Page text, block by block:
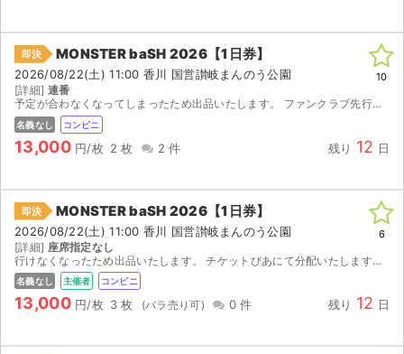
即決 MONSTER baSH 2026【1日券】
2026/08/22(土) 11:00 香川 国営讃岐まんのう公園
[詳細] 連番
予定が合わなくなってしまったため出品いたします。 ファンクラブ先行で当選したチケットです。 【お渡し方法】 電子チケット（チケットぴあ／イープラス）にて分配いたします。 分配可能になり次第、取...
名義なし コンビニ
13,000 円/枚 2 枚 2 件 残り 12 日
10
即決 MONSTER baSH 2026【1日券】
2026/08/22(土) 11:00 香川 国営讃岐まんのう公園
[詳細] 座席指定なし
行けなくなったため出品いたします。 チケットぴあにて分配いたします。 取引連絡にてURLをお送りします。
名義なし 主催者 コンビニ
13,000 円/枚 3 枚 0 件 残り 12 日
6